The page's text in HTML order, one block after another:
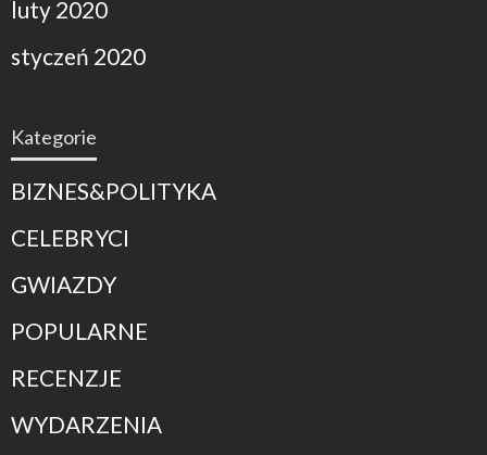
luty 2020
styczeń 2020
Kategorie
BIZNES&POLITYKA
CELEBRYCI
GWIAZDY
POPULARNE
RECENZJE
WYDARZENIA